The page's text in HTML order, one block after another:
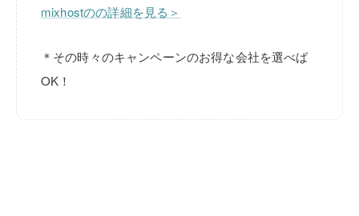
mixhostのの詳細を見る＞
＊その時々のキャンペーンのお得な会社を選べば
OK！